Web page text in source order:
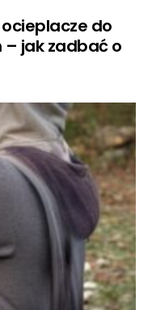
do
jak zadbać o